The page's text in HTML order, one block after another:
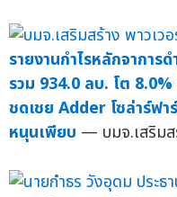
รายงานกำไรหลักจาการ
รวม 934.0 ลบ. โต
ชดเชย Adder โซล่าร์ฟ
หนุนเพียบ — บมจ.เสริมส